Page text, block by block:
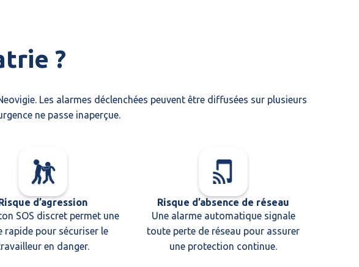
?
Les alarmes déclenchées peuvent être diffusées sur plusieurs
ne passe inaperçue.
d’agression
SOS discret permet une
rapide pour sécuriser le
en danger.
Risque d’absence de réseau
Une alarme automatique signale
toute perte de réseau pour assurer
une protection continue.